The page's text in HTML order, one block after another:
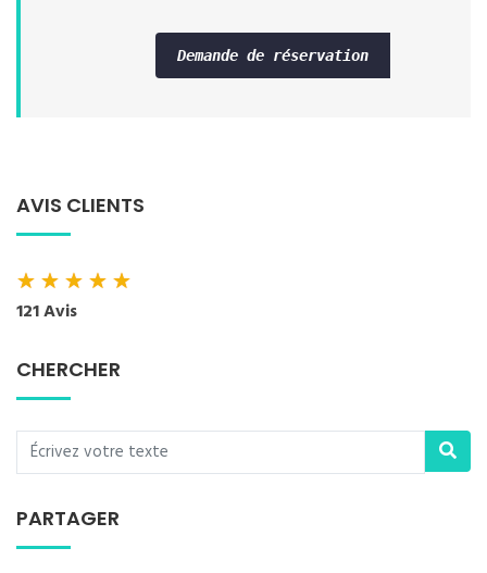
Demande de réservation
AVIS CLIENTS
★★★★★
121 Avis
CHERCHER
PARTAGER